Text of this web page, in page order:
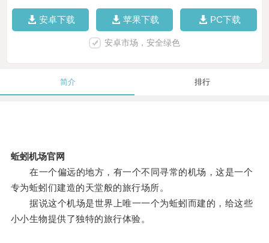
安卓下载 苹果下载 PC下载
安卓市场，安全绿色
简介 排行
蚯蚓机场官网
在一个偏远的地方，有一个不同寻常的机场，这是一个
专为蚯蚓们建造的天堂般的旅行场所。
据说这个机场是世界上唯一一个为蚯蚓而建的，给这些
小小生物提供了独特的旅行体验。